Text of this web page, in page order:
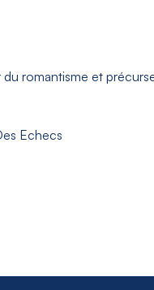
du romantisme et
Echecs